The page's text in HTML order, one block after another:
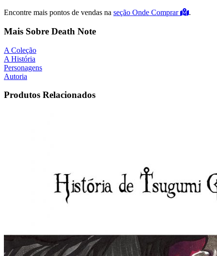
Encontre mais pontos de vendas na seção Onde Comprar .
Mais Sobre Death Note
A Coleção
A História
Personagens
Autoria
Produtos Relacionados